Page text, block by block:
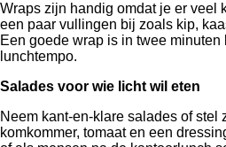
Wraps zijn handig omdat je er veel
een paar vullingen bij zoals kip,
Een goede wrap is in twee minuten
lunchtempo.
Salades voor wie licht wil eten
Neem kant-en-klare salades of stel
komkommer, tomaat en een